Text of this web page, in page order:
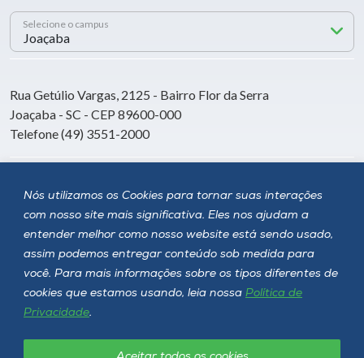
Nós utilizamos os Cookies para tornar suas interações
com nosso site mais significativa. Eles nos ajudam a
entender melhor como nosso website está sendo usado,
assim podemos entregar conteúdo sob medida para
você. Para mais informações sobre os tipos diferentes de
cookies que estamos usando, leia nossa Política de
Privacidade.
Selecione o campus
Rua Getúlio Vargas, 2125 - Bairro Flor da Serra
Joaçaba - SC - CEP 89600-000
Telefone (49) 3551-2000
Siga a Unoesc